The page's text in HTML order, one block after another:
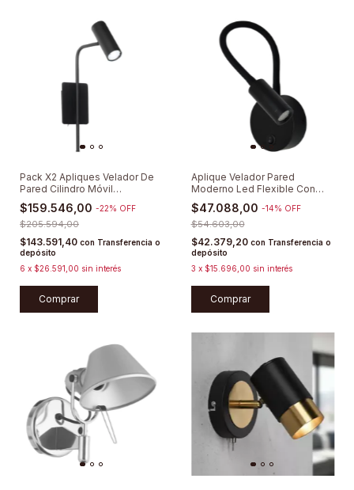
Pack X2 Apliques Velador De
Pared Cilindro Móvil
Minimalista
$159.546,00 -22% OFF
$205.594,00
$143.591,40 con Transferencia o
depósito
6 x $26.591,00 sin interés
Comprar
Aplique Velador Pared
Moderno Led Flexible Con
Interruptor
$47.088,00 -14% OFF
$54.603,00
$42.379,20 con Transferencia o
depósito
3 x $15.696,00 sin interés
Comprar